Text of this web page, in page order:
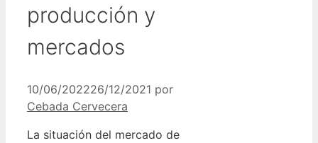
producción y
mercados
10/06/202226/12/2021 por
Cebada Cervecera
La situación del mercado de